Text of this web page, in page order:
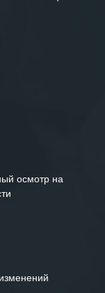
осмотр на